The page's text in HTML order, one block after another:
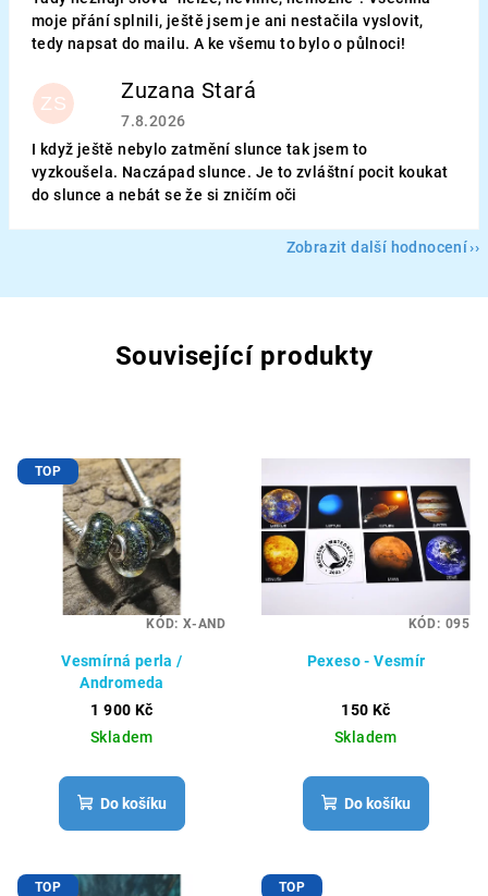
moje přání splnili, ještě jsem je ani nestačila vyslovit,
tedy napsat do mailu. A ke všemu to bylo o půlnoci!
ZS Zuzana Stará
Hodnocení obchodu je 5 z 5 hvězdiček.
7.8.2026
I když ještě nebylo zatmění slunce tak jsem to
vyzkoušela. Naczápad slunce. Je to zvláštní pocit koukat
do slunce a nebát se že si zničím oči
Zobrazit další hodnocení
Související produkty
TOP
Vesmírná perla /
Andromeda
1 900 Kč
Skladem
Do košíku
KÓD: X-AND
Pexeso - Vesmír
150 Kč
Skladem
Do košíku
KÓD: 095
TOP TOP